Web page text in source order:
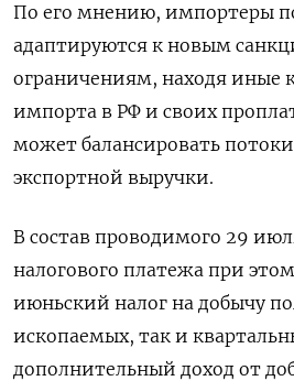
По его мнению, импортеры
адаптируются к новым
ограничениям, находя иные
импорта в РФ и своих
может балансировать
экспортной выручки.
В состав проводимого 29
налогового платежа при
июньский налог на добычу
ископаемых, так и
дополнительный доход от